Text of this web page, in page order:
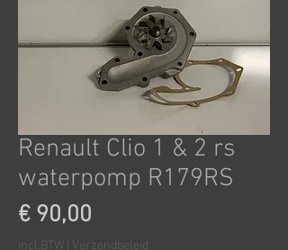
Renault Clio 1 & 2 rs
waterpomp R179RS
€ 90,00
incl.BTW Verzendbeleid